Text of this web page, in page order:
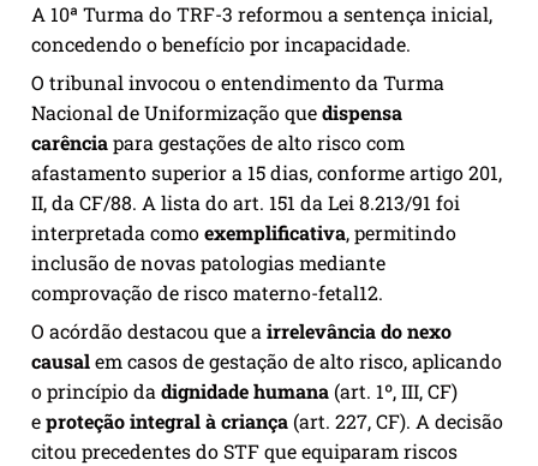
A 10ª Turma do TRF-3 reformou a sentença inicial,
concedendo o benefício por incapacidade.
O tribunal invocou o entendimento da Turma
Nacional de Uniformização quedispensa
carênciapara gestações de alto risco com
afastamento superior a 15 dias, conforme artigo 201,
II, da CF/88. A lista do art. 151 da Lei 8.213/91 foi
interpretada comoexemplificativa, permitindo
inclusão de novas patologias mediante
comprovação de risco materno-fetal12.
O acórdão destacou que a irrelevância do nexo
causalem casos de gestação de alto risco, aplicando
o princípio da dignidade humana(art. 1º, III, CF)
eproteção integral à criança(art. 227, CF). A decisão
citou precedentes do STF que equiparam riscos